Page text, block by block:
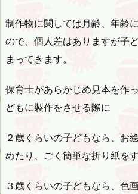
制作物に関しては月齢、年齢
ので、個人差はありますが子
まってきます。
保育士があらかじめ見本を作
どもに製作をさせる際に
２歳くらいの子どもなら、お
めたり、ごく簡単な折り紙を
３歳くらいの子どもなら、色